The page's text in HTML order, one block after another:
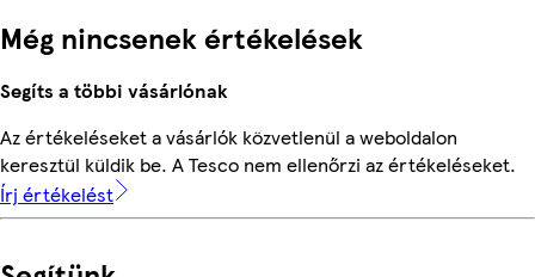
Még nincsenek értékelések
Segíts a többi vásárlónak
Az értékeléseket a vásárlók közvetlenül a weboldalon
keresztül küldik be. A Tesco nem ellenőrzi az értékeléseket.
Írj értékelést